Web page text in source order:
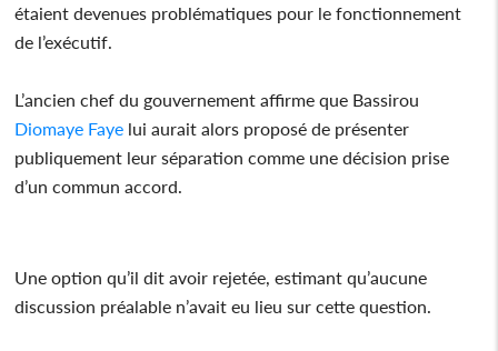
étaient devenues problématiques pour le fonctionnement
de l’exécutif.
L’ancien chef du gouvernement affirme que Bassirou
Diomaye Faye lui aurait alors proposé de présenter
publiquement leur séparation comme une décision prise
d’un commun accord.
Une option qu’il dit avoir rejetée, estimant qu’aucune
discussion préalable n’avait eu lieu sur cette question.